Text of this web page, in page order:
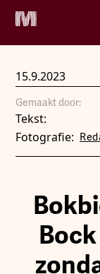
15.9.2023
Gemaakt door:
Tekst:
Fotografie: